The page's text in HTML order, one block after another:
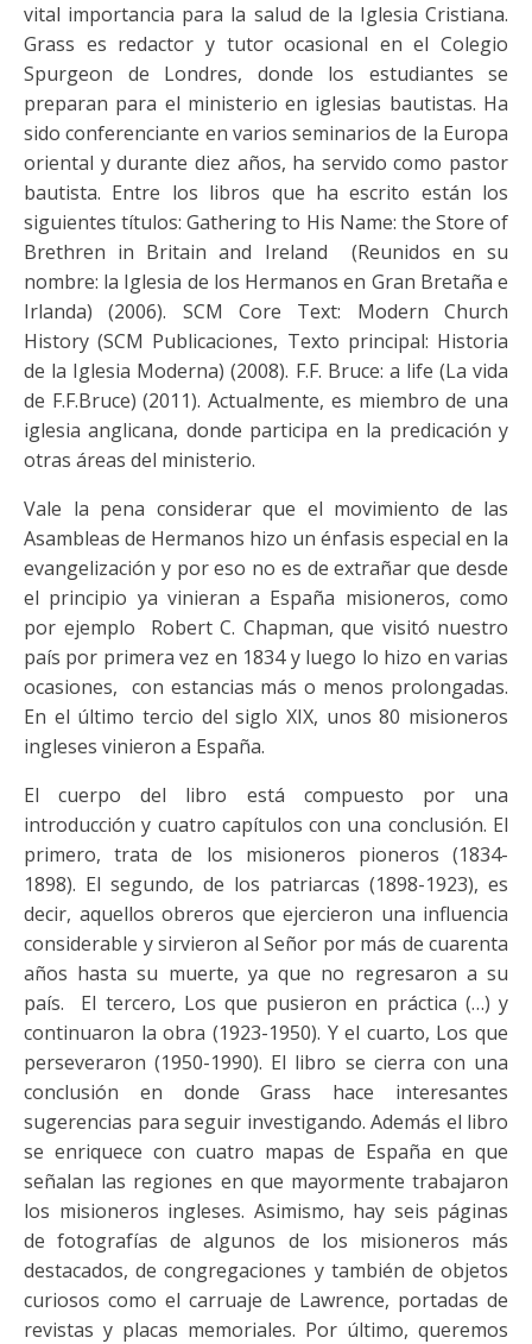
vital importancia para la salud de la Iglesia Cristiana.
Grass es redactor y tutor ocasional en el Colegio
Spurgeon de Londres, donde los estudiantes se
preparan para el ministerio en iglesias bautistas. Ha
sido conferenciante en varios seminarios de la Europa
oriental y durante diez años, ha servido como pastor
bautista. Entre los libros que ha escrito están los
siguientes títulos: Gathering to His Name: the Store of
Brethren in Britain and Ireland (Reunidos en su
nombre: la Iglesia de los Hermanos en Gran Bretaña e
Irlanda) (2006). SCM Core Text: Modern Church
History (SCM Publicaciones, Texto principal: Historia
de la Iglesia Moderna) (2008). F.F. Bruce: a life (La vida
de F.F.Bruce) (2011). Actualmente, es miembro de una
iglesia anglicana, donde participa en la predicación y
otras áreas del ministerio.
Vale la pena considerar que el movimiento de las
Asambleas de Hermanos hizo un énfasis especial en la
evangelización y por eso no es de extrañar que desde
el principio ya vinieran a España misioneros, como
por ejemplo Robert C. Chapman, que visitó nuestro
país por primera vez en 1834 y luego lo hizo en varias
ocasiones, con estancias más o menos prolongadas.
En el último tercio del siglo XIX, unos 80 misioneros
ingleses vinieron a España.
El cuerpo del libro está compuesto por una
introducción y cuatro capítulos con una conclusión. El
primero, trata de los misioneros pioneros (1834-
1898). El segundo, de los patriarcas (1898-1923), es
decir, aquellos obreros que ejercieron una influencia
considerable y sirvieron al Señor por más de cuarenta
años hasta su muerte, ya que no regresaron a su
país. El tercero, Los que pusieron en práctica (…) y
continuaron la obra (1923-1950). Y el cuarto, Los que
perseveraron (1950-1990). El libro se cierra con una
conclusión en donde Grass hace interesantes
sugerencias para seguir investigando. Además el libro
se enriquece con cuatro mapas de España en que
señalan las regiones en que mayormente trabajaron
los misioneros ingleses. Asimismo, hay seis páginas
de fotografías de algunos de los misioneros más
destacados, de congregaciones y también de objetos
curiosos como el carruaje de Lawrence, portadas de
revistas y placas memoriales. Por último, queremos